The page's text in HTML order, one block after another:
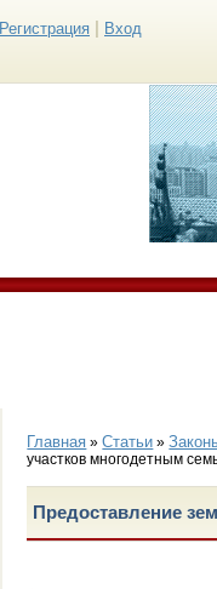
Регистрация Вход
Главная »Статьи »
участков многодетным
Предоставление